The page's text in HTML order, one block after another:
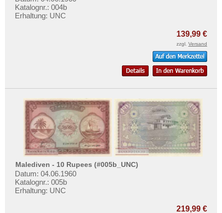
Turkmenistan
Mehr über...
Zahlungsbedingungen
Impressum
Katalognr.: 004b
Erhaltung: UNC
139,99 €
zzgl. Versand
Malediven - 10 Rupees (#005b_UNC)
Datum: 04.06.1960
Katalognr.: 005b
Erhaltung: UNC
219,99 €